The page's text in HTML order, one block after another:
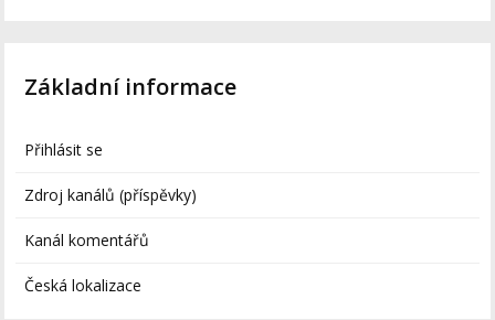
Základní informace
Přihlásit se
Zdroj kanálů (příspěvky)
Kanál komentářů
Česká lokalizace